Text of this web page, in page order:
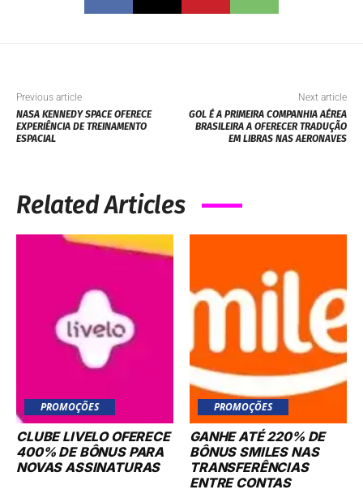
Previous article
NASA KENNEDY SPACE OFERECE
EXPERIÊNCIA DE TREINAMENTO
ESPACIAL
Next article
GOL É A PRIMEIRA COMPANHIA AÉREA
BRASILEIRA A OFERECER TRADUÇÃO
EM LIBRAS NAS AERONAVES
Related Articles
PROMOÇÕES
CLUBE LIVELO OFERECE
400% DE BÔNUS PARA
NOVAS ASSINATURAS
PROMOÇÕES
GANHE ATÉ 220% DE
BÔNUS SMILES NAS
TRANSFERÊNCIAS
ENTRE CONTAS